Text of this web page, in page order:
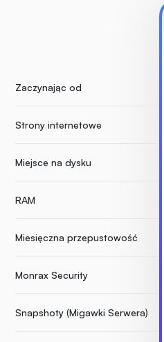
Zaczynając od
Strony internetowe
Miejsce na dysku
RAM
Miesięczna przepustowość
Monrax Security
Snapshoty (Migawki Serwera)